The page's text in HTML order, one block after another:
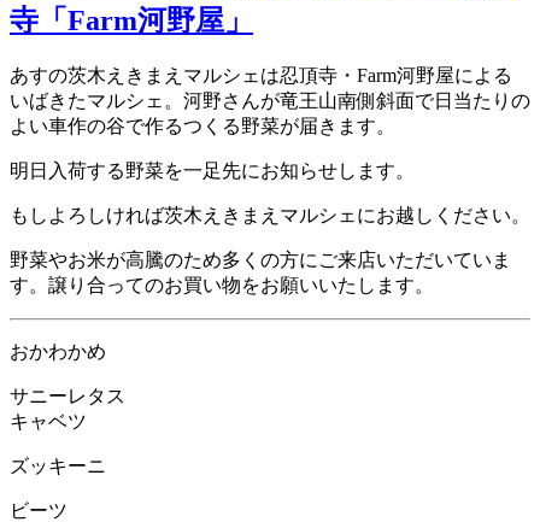
寺「Farm河野屋」
あすの茨木えきまえマルシェは忍頂寺・Farm河野屋による
いばきたマルシェ。河野さんが竜王山南側斜面で日当たりの
よい車作の谷で作るつくる野菜が届きます。
明日入荷する野菜を一足先にお知らせします。
もしよろしければ茨木えきまえマルシェにお越しください。
野菜やお米が高騰のため多くの方にご来店いただいていま
す。譲り合ってのお買い物をお願いいたします。
おかわかめ
サニーレタス
キャベツ
ズッキーニ
ビーツ